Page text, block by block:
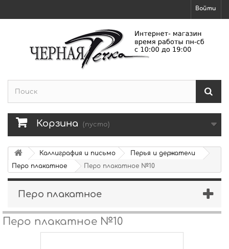
Войти
Корзина (пусто)
Каллиграфия и письмо
Перья и держатели
Перо плакатное
Перо плакатное №10
Перо плакатное
Перо плакатное №10